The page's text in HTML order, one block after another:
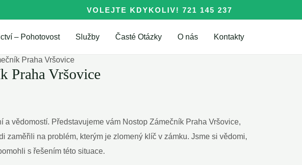
VOLEJTE KDYKOLIV! 721 145 237
– Pohotovost Služby Časté Otázky O nás Kontakty
Praha Vršovice
Praha Vršovice
vědomostí. Představujeme vám Nostop Zámečník Praha Vršovice,
na problém, kterým je zlomený klíč v zámku. Jsme si vědomi,
s řešením této situace.